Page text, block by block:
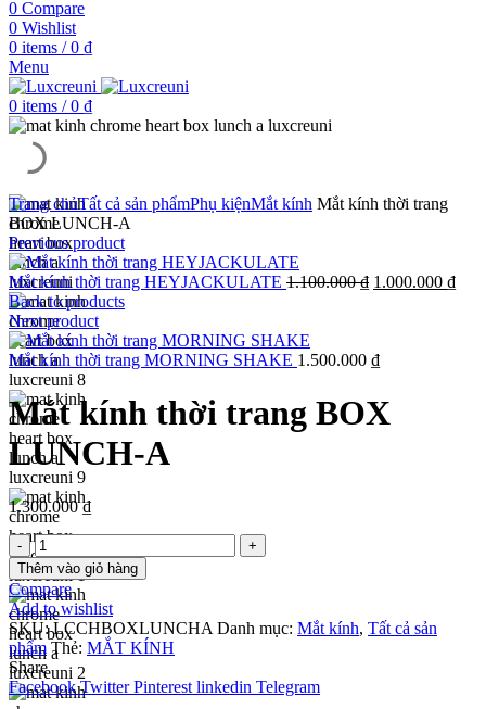
0 Compare
0 Wishlist
0 items / 0 ₫
Menu
0 items / 0 ₫
Trang chủTất cả sản phẩmPhụ kiệnMắt kính Mắt kính thời trang
BOX LUNCH-A
Previous product
Mắt kính thời trang HEYJACKULATE 1.100.000₫ Giá
1.000.000 ₫Giá
Back to products
Next product
Mắt kính thời trang MORNING SHAKE 1.500.000 ₫
Mắt kính thời trang BOX
LUNCH-A
1.300.000₫
Mắt
kính
thời
trang
BOX
LUNCH-
A
số
lượng
Thêm vào giỏ hàng
Compare
Add to wishlist
SKU:LCCHBOXLUNCHA Danh mục: Mắt kính, Tất cả sản
phẩm Thẻ: MẮT KÍNH
Share
Facebook Twitter Pinterest linkedin Telegram